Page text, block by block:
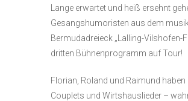
Lange erwartet und heiß ersehnt
Gesangshumoristen aus dem
Bermudadreieck „Lalling-Vilshofen-
dritten Bühnenprogramm auf Tour!
Florian, Roland und Raimund
Couplets und Wirtshauslieder –